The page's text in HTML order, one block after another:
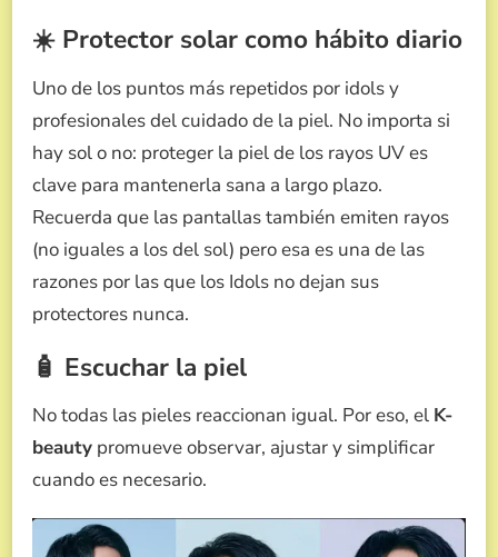
☀️ Protector solar como hábito diario
Uno de los puntos más repetidos por idols y
profesionales del cuidado de la piel. No importa si
hay sol o no: proteger la piel de los rayos UV es
clave para mantenerla sana a largo plazo.
Recuerda que las pantallas también emiten rayos
(no iguales a los del sol) pero esa es una de las
razones por las que los Idols no dejan sus
protectores nunca.
🧴 Escuchar la piel
No todas las pieles reaccionan igual. Por eso, el K-
beauty promueve observar, ajustar y simplificar
cuando es necesario.